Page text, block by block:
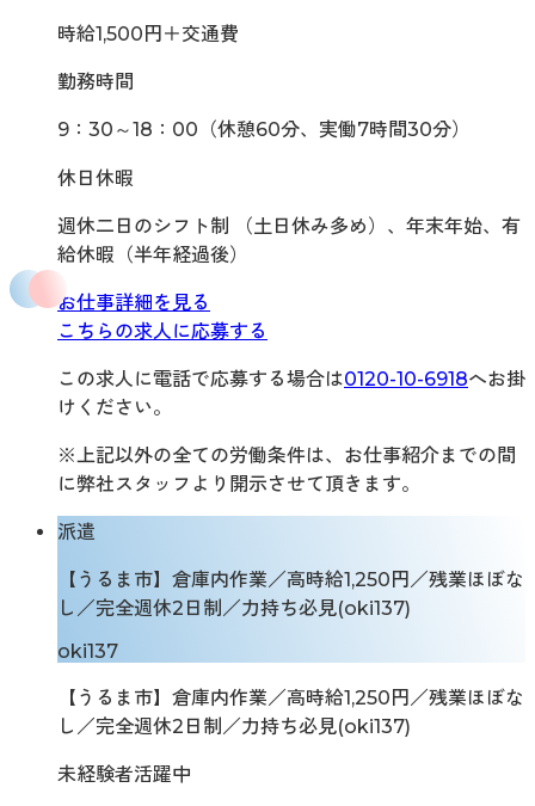
時給1,500円＋交通費
勤務時間
9：30～18：00（休憩60分、実働7時間30分）
休日休暇
週休二日のシフト制 （土日休み多め）、年末年始、有
給休暇（半年経過後）
お仕事詳細を見る
こちらの求人に応募する
この求人に電話で応募する場合は0120-10-6918へお掛
けください。
※上記以外の全ての労働条件は、お仕事紹介までの間
に弊社スタッフより開示させて頂きます。
派遣
【うるま市】倉庫内作業／高時給1,250円／残業ほぼな
し／完全週休2日制／力持ち必見(oki137)
oki137
【うるま市】倉庫内作業／高時給1,250円／残業ほぼな
し／完全週休2日制／力持ち必見(oki137)
未経験者活躍中